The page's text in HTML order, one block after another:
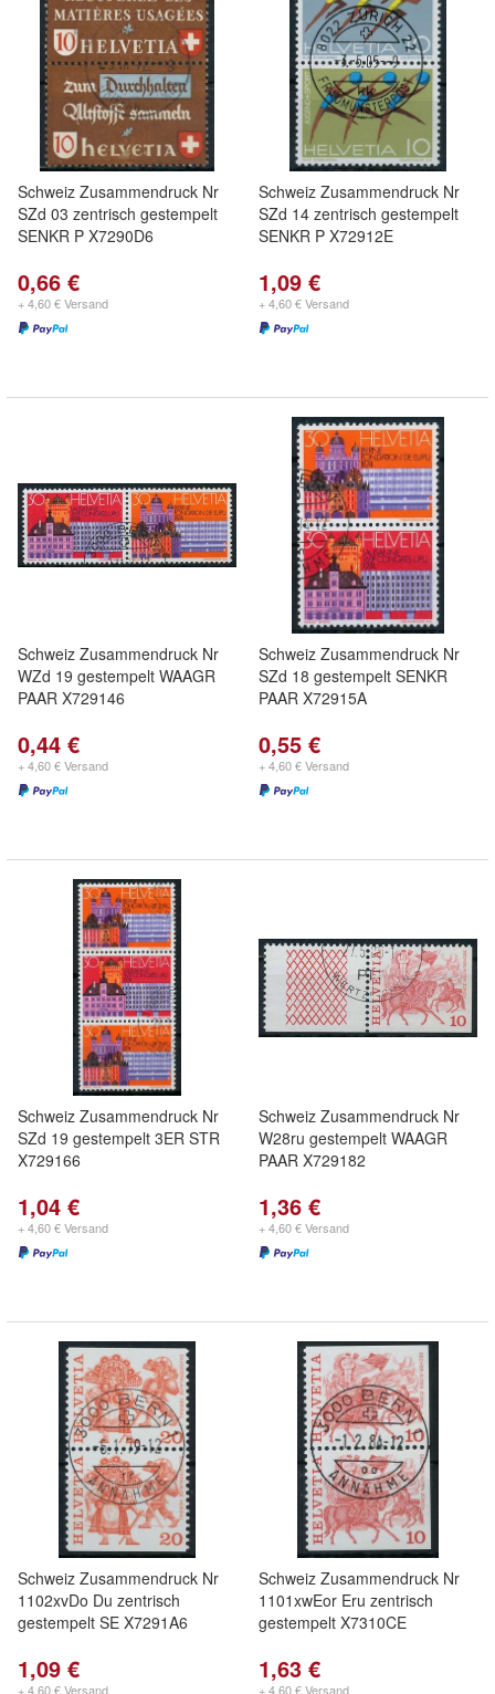
Schweiz Zusammendruck Nr
SZd 03 zentrisch gestempelt
SENKR P X7290D6
0,66 €
+ 4,60 € Versand
Schweiz Zusammendruck Nr
SZd 14 zentrisch gestempelt
SENKR P X72912E
1,09 €
+ 4,60 € Versand
Schweiz Zusammendruck Nr
WZd 19 gestempelt WAAGR
PAAR X729146
0,44 €
+ 4,60 € Versand
Schweiz Zusammendruck Nr
SZd 18 gestempelt SENKR
PAAR X72915A
0,55 €
+ 4,60 € Versand
Schweiz Zusammendruck Nr
SZd 19 gestempelt 3ER STR
X729166
1,04 €
+ 4,60 € Versand
Schweiz Zusammendruck Nr
W28ru gestempelt WAAGR
PAAR X729182
1,36 €
+ 4,60 € Versand
Schweiz Zusammendruck Nr
1102xvDo Du zentrisch
gestempelt SE X7291A6
1,09 €
+ 4,60 € Versand
Schweiz Zusammendruck Nr
1101xwEor Eru zentrisch
gestempelt X7310CE
1,63 €
+ 4,60 € Versand